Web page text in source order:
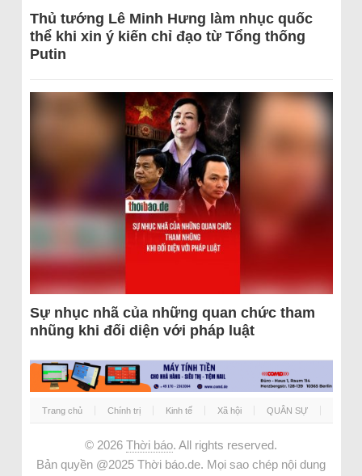
Thủ tướng Lê Minh Hưng làm nhục quốc
thể khi xin ý kiến chỉ đạo từ Tổng thống
Putin
Sự nhục nhã của những quan chức tham
nhũng khi đối diện với pháp luật
Trang chủ Chính trị Kinh tế Xã hội QUÂN SỰ
© 2026 Thời báo. All rights reserved.
Bản quyền @2025 Thời báo.de. Mọi sao chép nội dung